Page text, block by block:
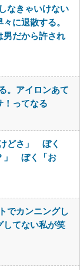
なきゃいけない
に退散する。
男だから許され
。アイロンあて
！ってなる
どさ」 ぼく
」 ぼく「お
でカンニングし
してない私が笑